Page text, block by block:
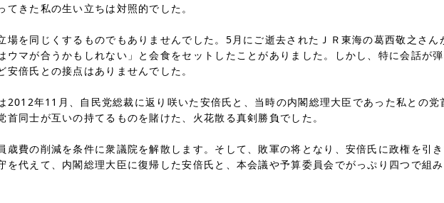
てきた私の生い立ちは対照的でした。
を同じくするものでもありませんでした。5月にご逝去されたＪＲ東海の葛西敬之さん
ウマが合うかもしれない」と会食をセットしたことがありました。しかし、特に会話が
倍氏との接点はありませんでした。
年11月、自民党総裁に返り咲いた安倍氏と、当時の内閣総理大臣であった私との党
首同士が互いの持てるものを賭けた、火花散る真剣勝負でした。
費の削減を条件に衆議院を解散します。そして、敗軍の将となり、安倍氏に政権を引き
を代えて、内閣総理大臣に復帰した安倍氏と、本会議や予算委員会でがっぷり四つで組